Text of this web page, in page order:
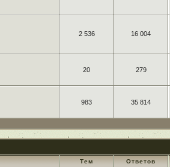
2 536 16 004
20 279
983 35 814
Тем Ответов